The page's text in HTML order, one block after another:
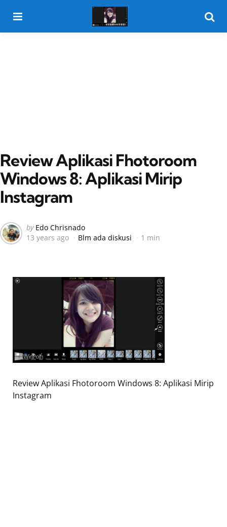
Review Aplikasi Fhotoroom
Windows 8: Aplikasi Mirip
Instagram
Posted
by
by Edo Chrisnado
13 years ago
Blm ada diskusi 1 min
Review Aplikasi Fhotoroom Windows 8: Aplikasi Mirip
Instagram